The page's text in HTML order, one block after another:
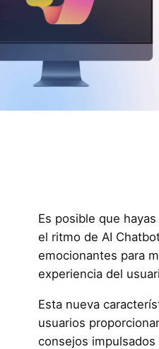
Es posible que
el ritmo de AI
emocionantes para
experiencia del
Esta nueva
usuarios
consejos impulsados